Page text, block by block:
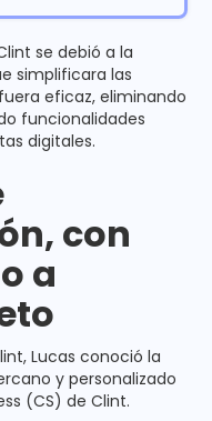
se debió a la
simplificara las
eficaz, eliminando
funcionalidades
digitales.
con
a
Lucas conoció la
y personalizado
(CS) de Clint.